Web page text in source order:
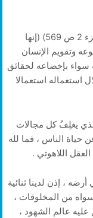
أما (الإنسي) يقول (أندري لالاند في موسوعته جزء 2 ص 569) (إنها
وتقويم الإنسان
سواء بإخضاعه لحقائق
استعماله استعمالا
يغلِفُ كل مجالات
حياة الناس ، فما لله
اللاهوتي .
، إذن لدينا ثنائية
سواه من المخلوقات ،
عالم الشهود ،